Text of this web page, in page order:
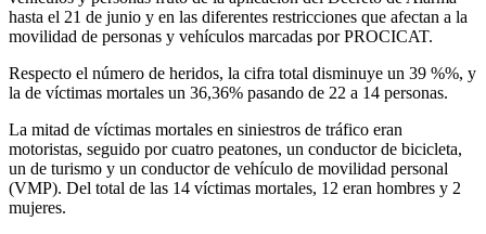
hasta el 21 de junio y en las diferentes restricciones que afectan a la
movilidad de personas y vehículos marcadas por PROCICAT.
Respecto el número de heridos, la cifra total disminuye un 39 %%, y
la de víctimas mortales un 36,36% pasando de 22 a 14 personas.
La mitad de víctimas mortales en siniestros de tráfico eran
motoristas, seguido por cuatro peatones, un conductor de bicicleta,
un de turismo y un conductor de vehículo de movilidad personal
(VMP). Del total de las 14 víctimas mortales, 12 eran hombres y 2
mujeres.